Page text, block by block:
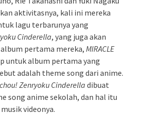
aktivitasnya, kali ini mereka
lagu terbarunya yang
Cinderella, yang juga akan
pertama mereka, MIRACLE
untuk album pertama yang
adalah theme song dari anime.
Zenryoku Cinderella dibuat
song anime sekolah, dan hal itu
videonya.